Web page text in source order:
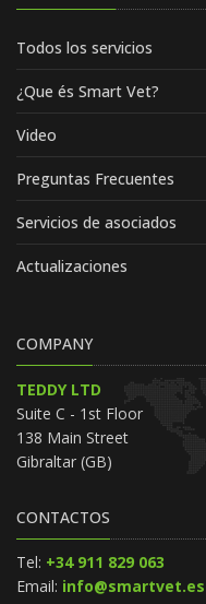
Todos los servicios
¿Que és Smart Vet?
Video
Preguntas Frecuentes
Servicios de asociados
Actualizaciones
COMPANY
TEDDY LTD
Suite C - 1st Floor
138 Main Street
Gibraltar (GB)
CONTACTOS
Tel: +34 911 829 063
Email: info@smartvet.es